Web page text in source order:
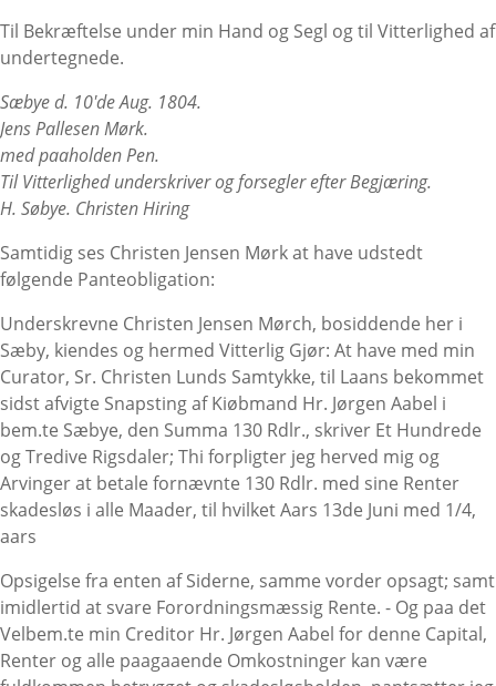
Til Bekræftelse under min Hand og Segl og til Vitterlighed af
undertegnede.
Sæbye d. 10'de Aug. 1804.
Jens Pallesen Mørk.
med paaholden Pen.
Til Vitterlighed underskriver og forsegler efter Begjæring.
H. Søbye. Christen Hiring
Samtidig ses Christen Jensen Mørk at have udstedt
følgende Panteobligation:
Underskrevne Christen Jensen Mørch, bosiddende her i
Sæby, kiendes og hermed Vitterlig Gjør: At have med min
Curator, Sr. Christen Lunds Samtykke, til Laans bekommet
sidst afvigte Snapsting af Kiøbmand Hr. Jørgen Aabel i
bem.te Sæbye, den Summa 130 Rdlr., skriver Et Hundrede
og Tredive Rigsdaler; Thi forpligter jeg herved mig og
Arvinger at betale fornævnte 130 Rdlr. med sine Renter
skadesløs i alle Maader, til hvilket Aars 13de Juni med 1/4,
aars
Opsigelse fra enten af Siderne, samme vorder opsagt; samt
imidlertid at svare Forordningsmæssig Rente. - Og paa det
Velbem.te min Creditor Hr. Jørgen Aabel for denne Capital,
Renter og alle paagaaende Omkostninger kan være